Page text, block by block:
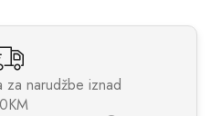
za narudžbe iznad